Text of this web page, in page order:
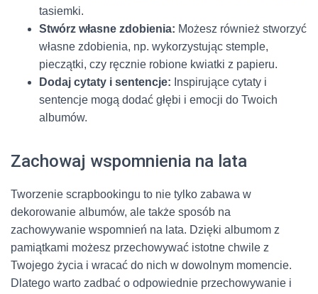
tasiemki.
Stwórz własne zdobienia: Możesz również stworzyć
własne zdobienia, np. wykorzystując stemple,
pieczątki, czy ręcznie robione kwiatki z papieru.
Dodaj cytaty i sentencje: Inspirujące cytaty i
sentencje mogą dodać głębi i emocji do Twoich
albumów.
Zachowaj wspomnienia na lata
Tworzenie scrapbookingu to nie tylko zabawa w
dekorowanie albumów, ale także sposób na
zachowywanie wspomnień na lata. Dzięki albumom z
pamiątkami możesz przechowywać istotne chwile z
Twojego życia i wracać do nich w dowolnym momencie.
Dlatego warto zadbać o odpowiednie przechowywanie i